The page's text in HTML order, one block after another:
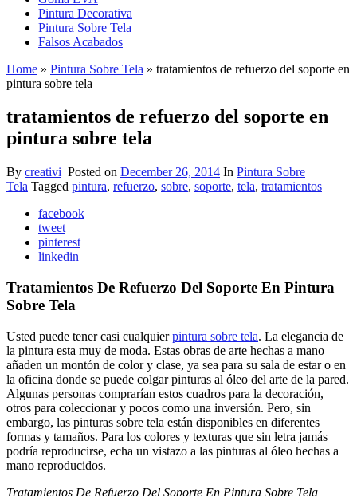
Pintura Decorativa
Pintura Sobre Tela
Falsos Acabados
Home » Pintura Sobre Tela » tratamientos de refuerzo del soporte en
pintura sobre tela
tratamientos de refuerzo del soporte en
pintura sobre tela
By creativi Posted on December 26, 2014 In Pintura Sobre
Tela Tagged pintura, refuerzo, sobre, soporte, tela, tratamientos
facebook
tweet
pinterest
linkedin
Tratamientos De Refuerzo Del Soporte En Pintura
Sobre Tela
Usted puede tener casi cualquierpintura sobre tela. La elegancia de
la pintura esta muy de moda. Estas obras de arte hechas a mano
añaden un montón de color y clase, ya sea para su sala de estar o en
la oficina donde se puede colgar pinturas al óleo del arte de la pared.
Algunas personas comprarían estos cuadros para la decoración,
otros para coleccionar y pocos como una inversión. Pero, sin
embargo, las pinturas sobre tela están disponibles en diferentes
formas y tamaños. Para los colores y texturas que sin letra jamás
podría reproducirse, echa un vistazo a las pinturas al óleo hechas a
mano reproducidos.
Tratamientos De Refuerzo Del Soporte En Pintura Sobre Tela